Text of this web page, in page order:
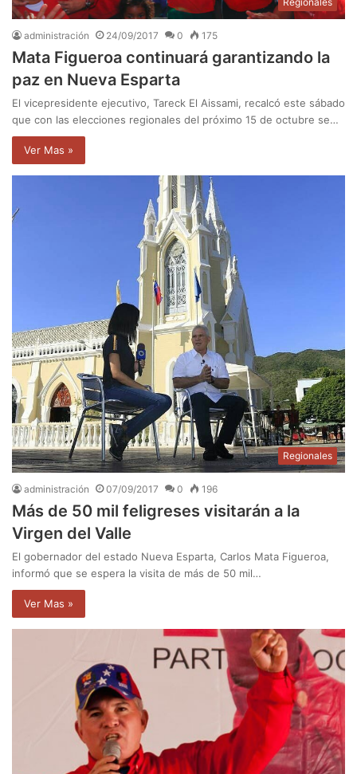
administración 24/09/2017 0 175
Mata Figueroa continuará garantizando la
paz en Nueva Esparta
El vicepresidente ejecutivo, Tareck El Aissami, recalcó este sábado
que con las elecciones regionales del próximo 15 de octubre se…
Ver Mas »
Regionales
administración 07/09/2017 0 196
Más de 50 mil feligreses visitarán a la
Virgen del Valle
El gobernador del estado Nueva Esparta, Carlos Mata Figueroa,
informó que se espera la visita de más de 50 mil…
Ver Mas »